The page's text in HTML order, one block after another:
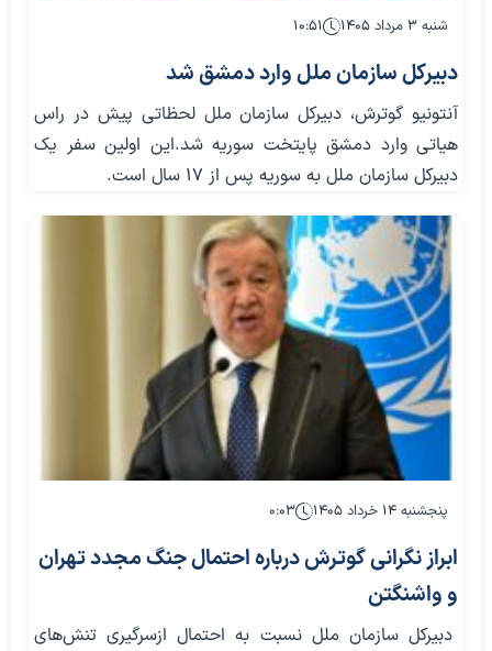
شنبه ۳ مرداد ۱۴۰۵ ۱۰:۵۱
دبیرکل سازمان ملل وارد دمشق شد
آنتونیو گوترش، دبیرکل سازمان ملل لحظاتی پیش در راس
هیاتی وارد دمشق پایتخت سوریه شد.این اولین سفر یک
دبیرکل سازمان ملل به سوریه پس از ۱۷ سال است.
پنجشنبه ۱۴ خرداد ۱۴۰۵ ۰:۰۳
ابراز نگرانی گوترش درباره احتمال جنگ مجدد تهران
و واشنگتن
دبیرکل سازمان ملل نسبت به احتمال ازسرگیری تنش‌های